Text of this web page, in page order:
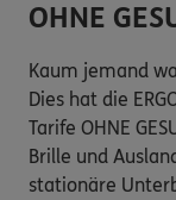
OHNE
Kaum jemand
Dies hat die
Tarife OHNE
Brille und
stationäre